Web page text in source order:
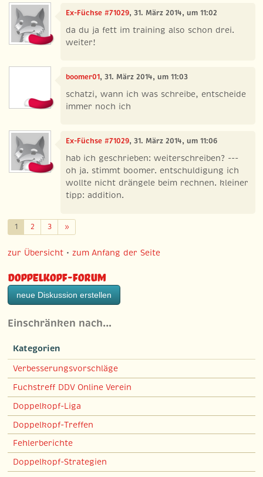
Ex-Füchse #71029, 31. März 2014, um 11:02
da du ja fett im training also schon drei.
weiter!
boomer01, 31. März 2014, um 11:03
schatzi, wann ich was schreibe, entscheide
immer noch ich
Ex-Füchse #71029, 31. März 2014, um 11:06
hab ich geschrieben: weiterschreiben? ---
oh ja. stimmt boomer. entschuldigung ich
wollte nicht drängele beim rechnen. kleiner
tipp: addition.
1 2 3 »Weiter
zur Übersicht •zum Anfang der Seite
Doppelkopf-Forum
neue Diskussion erstellen
Einschränken nach…
Kategorien
Verbesserungsvorschläge
Fuchstreff DDV Online Verein
Doppelkopf-Liga
Doppelkopf-Treffen
Fehlerberichte
Doppelkopf-Strategien